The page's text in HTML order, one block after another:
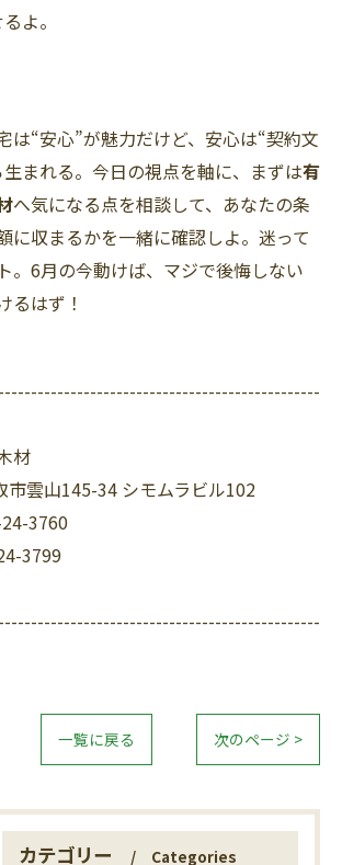
よ。
は“安心”が魅力だけど、安心は“契約文
まれる。今日の視点を軸に、まずは有
へ気になる点を相談して、あなたの条
に収まるかを一緒に確認しよ。迷って
。6月の今動けば、マジで後悔しない
るはず！
材
市雲山145-34 シモムラビル102
3760
3799
一覧に戻る 次のページ >
カテゴリー Categories